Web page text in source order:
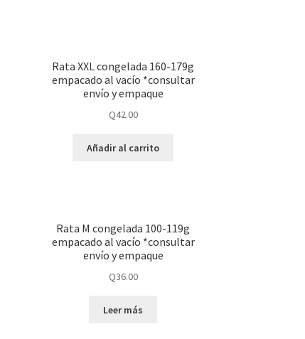
Rata XXL congelada 160-179g
empacado al vacío *consultar
envío y empaque
Q42.00
Añadir al carrito
Rata M congelada 100-119g
empacado al vacío *consultar
envío y empaque
Q36.00
Leer más